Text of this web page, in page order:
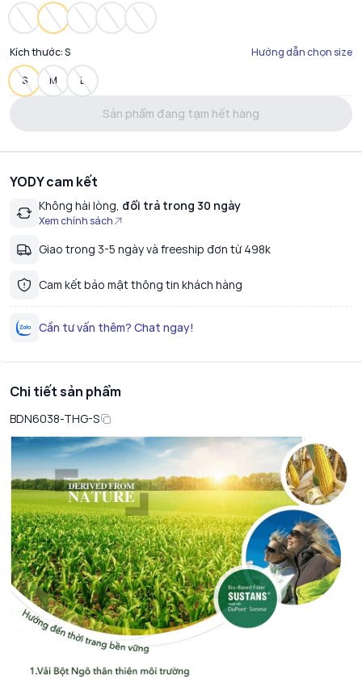
Kích thước:S Hướng dẫn chọn size
S M L
Sản phẩm đang tạm hết hàng
YODY cam kết
Không hài lòng, đổi trả trong 30 ngày
Xem chính sách
Giao trong 3-5 ngày và freeship đơn từ 498k
Cam kết bảo mật thông tin khách hàng
Cần tư vấn thêm? Chat ngay!
Chi tiết sản phẩm
BDN6038-THG-S